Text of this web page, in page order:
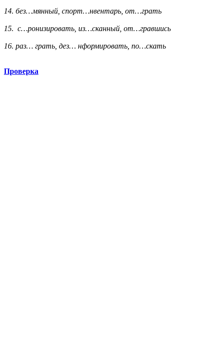
14. без…мянный, спорт…нвентарь, от…грать
15. с…ронизировать, из…сканный, от…гравшись
16. раз… грать, дез… нформировать, по…скать
Проверка